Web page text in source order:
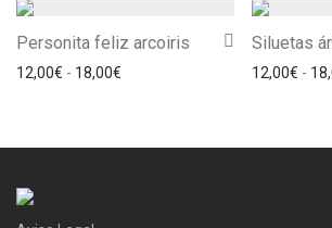
Personita feliz arcoiris
12,00€ - 18,00€ Rango de precios: desde
Siluetas
12,00€ -